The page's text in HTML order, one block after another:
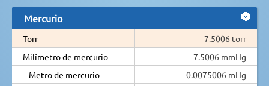
Mercurio
Torr
7.5006 torr
Milímetro de mercurio
7.5006 mmHg
Metro de mercurio
0.0075006 mHg